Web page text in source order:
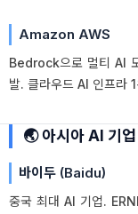
Amazon AWS
Bedrock으로 멀티 AI
발. 클라우드 AI 인프라
🌏 아시아 AI 기업
바이두 (Baidu)
중국 최대 AI 기업.